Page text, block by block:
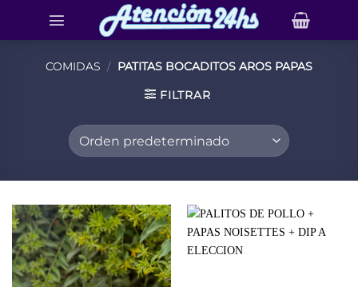
contenido
COMIDAS / PATITAS BOCADITOS AROS PAPAS
FILTRAR